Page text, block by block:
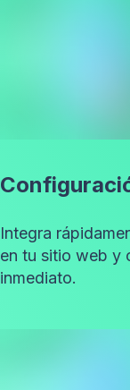
Integra
en tu sitio web y
inmediato.